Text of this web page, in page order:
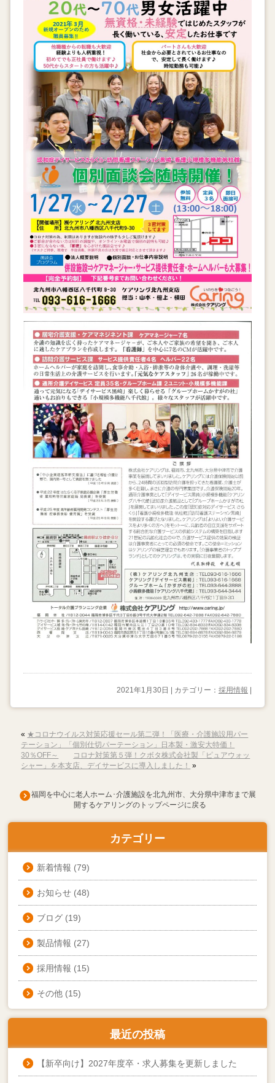
2021年1月30日 | カテゴリー： 採用情報
« ★コロナウイルス対策応援セール第二弾！「医療・介護施設用パー
テーション」「個別仕切パーテーション」日本製・激安大特価！
30％OFF～
コロナ対策第５弾！クボタ株式会社製「ピュアウォッ
シャー」を本支店、デイサービスに導入しました！ »
福岡を中心に老人ホーム･介護施設を北九州市、大分県中津市まで展
開するケアリングのトップページに戻る
カテゴリー
新着情報 (79)
お知らせ(48)
ブログ(19)
製品情報 (27)
採用情報 (15)
その他(15)
最近の投稿
【新卒向け】2027年度卒・求人募集を更新しました